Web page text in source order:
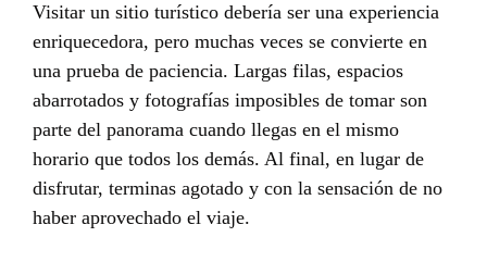
Visitar un sitio turístico debería ser una experiencia
enriquecedora, pero muchas veces se convierte en
una prueba de paciencia. Largas filas, espacios
abarrotados y fotografías imposibles de tomar son
parte del panorama cuando llegas en el mismo
horario que todos los demás. Al final, en lugar de
disfrutar, terminas agotado y con la sensación de no
haber aprovechado el viaje.